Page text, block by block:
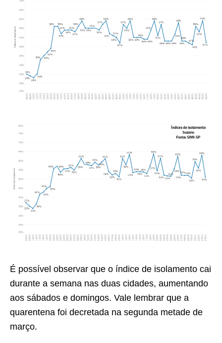
É possível observar que o índice de isolamento cai
durante a semana nas duas cidades, aumentando
aos sábados e domingos. Vale lembrar que a
quarentena foi decretada na segunda metade de
março.